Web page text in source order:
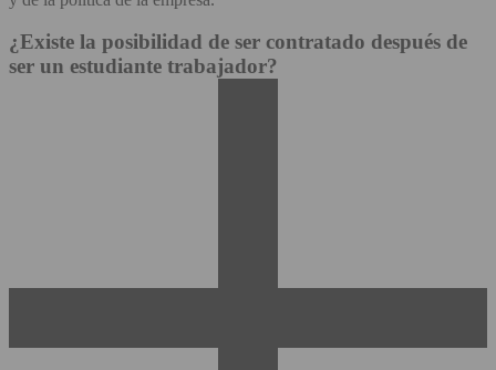
¿Existe la posibilidad de ser contratado después de
ser un estudiante trabajador?